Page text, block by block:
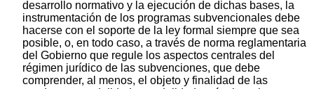
desarrollo normativo y la ejecución de dichas bases, la
instrumentación de los programas subvencionales debe
hacerse con el soporte de la ley formal siempre que sea
posible, o, en todo caso, a través de norma reglamentaria
del Gobierno que regule los aspectos centrales del
régimen jurídico de las subvenciones, que debe
comprender, al menos, el objeto y finalidad de las